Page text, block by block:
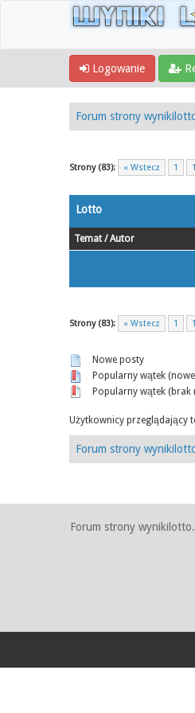
Logowanie
Forum strony
Strony (83): « Wstecz 1
Lotto
Temat /Autor
Strony (83): « Wstecz 1
Nowe posty
Popularny wątek
Popularny wątek (brak
Użytkownicy przeglądający
Forum strony
Forum strony